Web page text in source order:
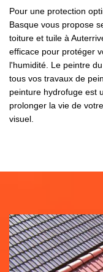
Pour une protection
Basque vous propose
toiture et tuile à
efficace pour protéger
l'humidité. Le peintre
tous vos travaux de
peinture hydrofuge est
prolonger la vie de
visuel.